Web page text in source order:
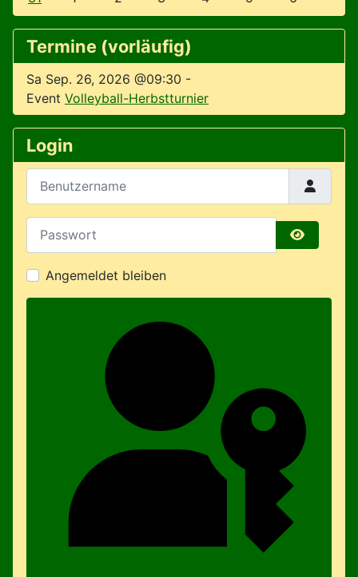
Termine (vorläufig)
Sa Sep. 26, 2026 @09:30 -
Event Volleyball-Herbstturnier
Login
Passwort
Angemeldet bleiben